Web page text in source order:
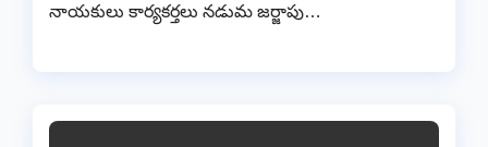
నాయకులు కార్యకర్తలు నడుమ జర్జాపు…